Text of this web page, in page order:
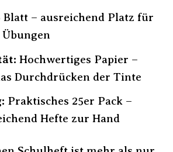
Blatt – ausreichend Platz für
Hochwertiges Papier –
Durchdrücken der Tinte
Praktisches 25er Pack –
Hefte zur Hand